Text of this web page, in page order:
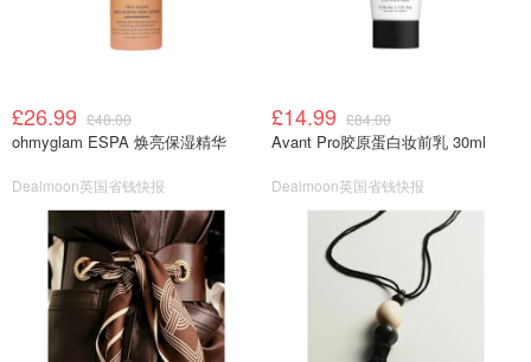
£26.99 £48.00
ohmyglam ESPA 焕亮保湿精华
Dealmoon英国省钱快报
£14.99 £84.00
Avant Pro胶原蛋白妆前乳 30ml
Dealmoon英国省钱快报